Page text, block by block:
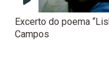
Excerto do poema
Campos